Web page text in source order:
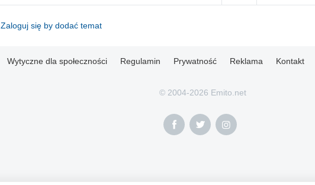
Zaloguj się by dodać temat
Wytyczne dla społeczności Regulamin Prywatność Reklama Kontakt
© 2004-2026 Emito.net